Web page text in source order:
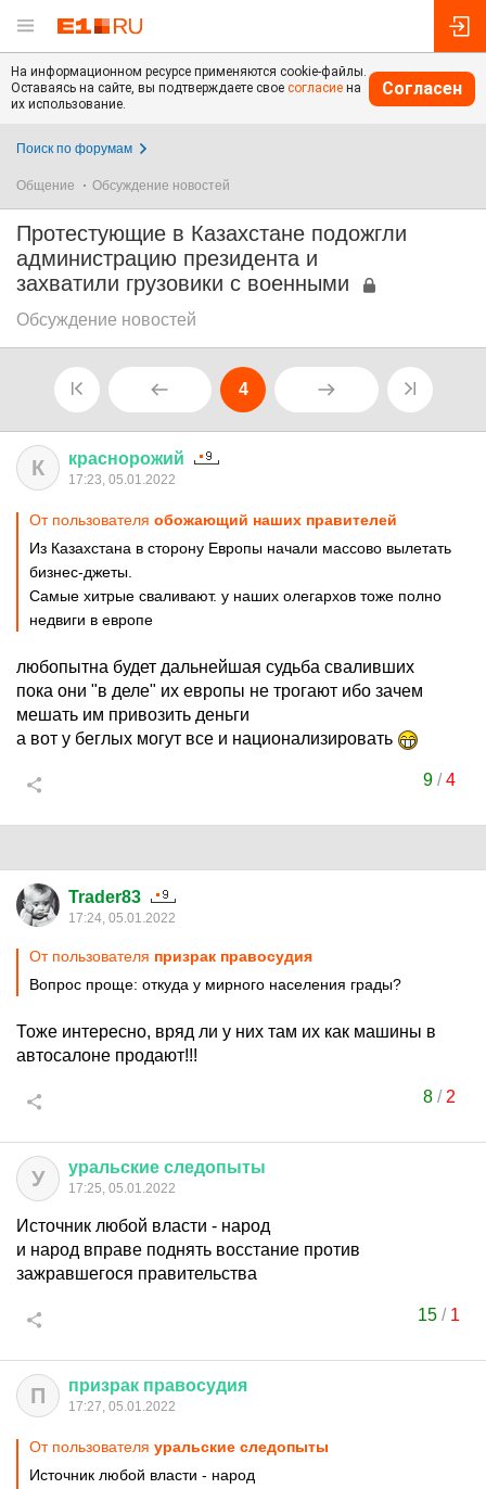
На информационном ресурсе применяются cookie-файлы.
Оставаясь на сайте, вы подтверждаете свое согласие на
их использование.
Согласен
Поиск по форумам
Общение Обсуждение новостей
Протестующие в Казахстане подожгли
администрацию президента и
захватили грузовики с военными
Обсуждение новостей
4
К краснорожий
17:23, 05.01.2022
От пользователя обожающий наших правителей
Из Казахстана в сторону Европы начали массово вылетать
бизнес-джеты.
Самые хитрые сваливают. у наших олегархов тоже полно
недвиги в европе
любопытна будет дальнейшая судьба сваливших
пока они "в деле" их европы не трогают ибо зачем
мешать им привозить деньги
а вот у беглых могут все и национализировать
9/4
Trader83
17:24, 05.01.2022
От пользователя призрак правосудия
Вопрос проще: откуда у мирного населения грады?
Тоже интересно, вряд ли у них там их как машины в
автосалоне продают!!!
8/ 2
У уральские следопыты
17:25, 05.01.2022
Источник любой власти - народ
и народ вправе поднять восстание против
зажравшегося правительства
15 / 1
П призрак правосудия
17:27, 05.01.2022
От пользователя уральские следопыты
Источник любой власти - народ